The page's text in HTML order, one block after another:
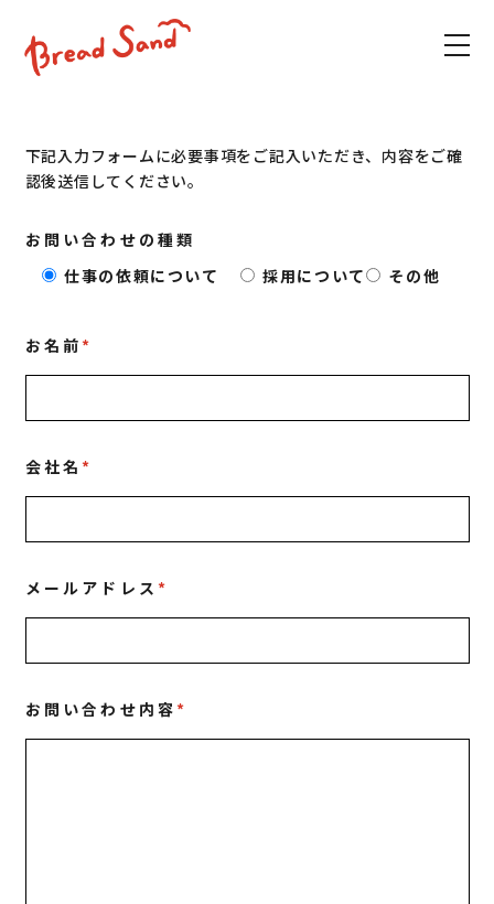
下記入力フォームに必要事項をご記入いただき、内容をご確
認後送信してください。
お問い合わせの種類
仕事の依頼について
採用について その他
お名前*
会社名*
メールアドレス *
お問い合わせ内容*